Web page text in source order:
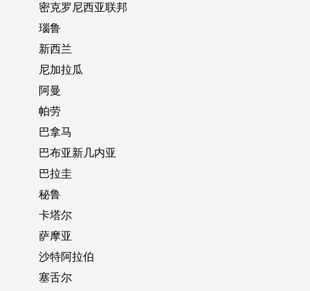
密克罗尼西亚联邦
瑙鲁
新西兰
尼加拉瓜
阿曼
帕劳
巴拿马
巴布亚新几内亚
巴拉圭
秘鲁
卡塔尔
萨摩亚
沙特阿拉伯
塞舌尔